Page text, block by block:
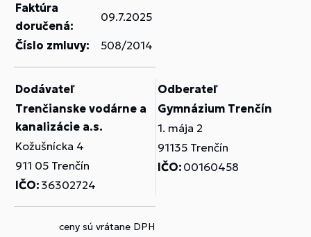
Faktúra
doručená:
09.7.2025
Číslo zmluvy: 508/2014
Dodávateľ
Trenčianske vodárne a
kanalizácie a.s.
Kožušnícka 4
911 05 Trenčín
IČO: 36302724
Odberateľ
Gymnázium Trenčín
1. mája 2
91135 Trenčín
IČO: 00160458
ceny sú vrátane DPH